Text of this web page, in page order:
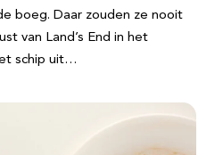
boeg. Daar zouden ze nooit
van Land’s End in het
schip uit…